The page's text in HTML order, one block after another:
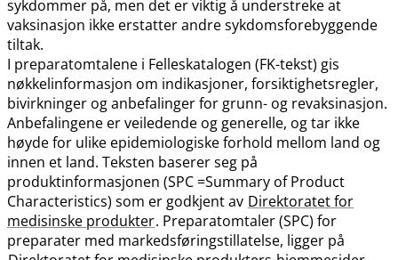
sykdommer på, men det er viktig å understreke at
vaksinasjon ikke erstatter andre sykdomsforebyggende
tiltak.
I preparatomtalene i Felleskatalogen (FK-tekst) gis
nøkkelinformasjon om indikasjoner, forsiktighetsregler,
bivirkninger og anbefalinger for grunn- og revaksinasjon.
Anbefalingene er veiledende og generelle, og tar ikke
høyde for ulike epidemiologiske forhold mellom land og
innen et land. Teksten baserer seg på
produktinformasjonen (SPC =Summary of Product
Characteristics) som er godkjent av Direktoratet for
medisinske produkter. Preparatomtaler (SPC) for
preparater med markedsføringstillatelse, ligger på